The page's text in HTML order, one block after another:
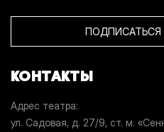
ПОДПИСАТЬСЯ
КОНТАКТЫ
Адрес театра
ул. Садовая, д. 27/9, ст. м.